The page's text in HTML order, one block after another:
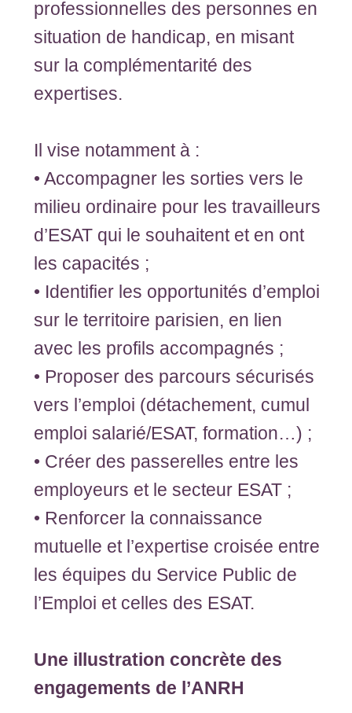
professionnelles des personnes en
situation de handicap, en misant
sur la complémentarité des
expertises.
Il vise notamment à :
• Accompagner les sorties vers le
milieu ordinaire pour les travailleurs
d’ESAT qui le souhaitent et en ont
les capacités ;
• Identifier les opportunités d’emploi
sur le territoire parisien, en lien
avec les profils accompagnés ;
• Proposer des parcours sécurisés
vers l’emploi (détachement, cumul
emploi salarié/ESAT, formation…) ;
• Créer des passerelles entre les
employeurs et le secteur ESAT ;
• Renforcer la connaissance
mutuelle et l’expertise croisée entre
les équipes du Service Public de
l’Emploi et celles des ESAT.
Une illustration concrète des
engagements de l’ANRH